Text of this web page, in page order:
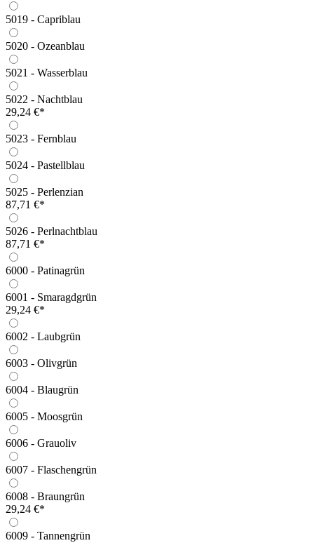
5019 - Capriblau
5020 - Ozeanblau
5021 - Wasserblau
5022 - Nachtblau
29,24 €*
5023 - Fernblau
5024 - Pastellblau
5025 - Perlenzian
87,71 €*
5026 - Perlnachtblau
87,71 €*
6000 - Patinagrün
6001 - Smaragdgrün
29,24 €*
6002 - Laubgrün
6003 - Olivgrün
6004 - Blaugrün
6005 - Moosgrün
6006 - Grauoliv
6007 - Flaschengrün
6008 - Braungrün
29,24 €*
6009 - Tannengrün